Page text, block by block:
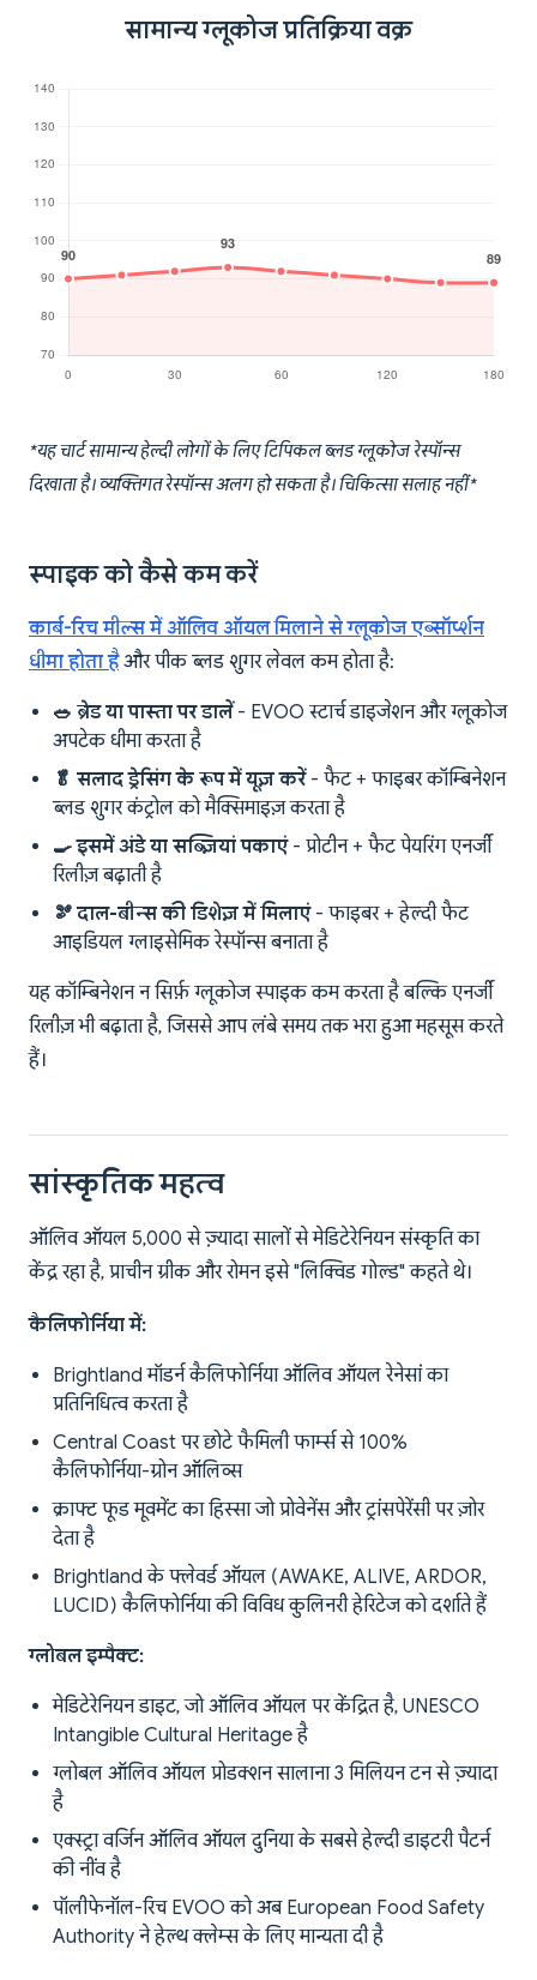
सामान्य ग्लूकोज प्रतिक्रिया वक्र
*यह चार्ट सामान्य हेल्दी लोगों के लिए टिपिकल ब्लड ग्लूकोज रेस्पॉन्स
दिखाता है। व्यक्तिगत रेस्पॉन्स अलग हो सकता है। चिकित्सा सलाह नहीं*
स्पाइक को कैसे कम करें
कार्ब-रिच मील्स में ऑलिव ऑयल मिलाने से ग्लूकोज एब्सॉर्प्शन
धीमा होता हैऔर पीक ब्लड शुगर लेवल कम होता है:
🥗 ब्रेड या पास्ता पर डालें- EVOO स्टार्च डाइजेशन और ग्लूकोज
अपटेक धीमा करता है
🥬 सलाद ड्रेसिंग के रूप में यूज़ करें- फैट + फाइबर कॉम्बिनेशन
ब्लड शुगर कंट्रोल को मैक्सिमाइज़ करता है
🍳 इसमें अंडे या सब्ज़ियां पकाएं- प्रोटीन + फैट पेयरिंग एनर्जी
रिलीज़ बढ़ाती है
🫘 दाल-बीन्स की डिशेज़ में मिलाएं- फाइबर + हेल्दी फैट
आइडियल ग्लाइसेमिक रेस्पॉन्स बनाता है
यह कॉम्बिनेशन न सिर्फ़ ग्लूकोज स्पाइक कम करता है बल्कि एनर्जी
रिलीज़ भी बढ़ाता है, जिससे आप लंबे समय तक भरा हुआ महसूस करते
हैं।
सांस्कृतिक महत्व
ऑलिव ऑयल 5,000 से ज़्यादा सालों से मेडिटेरेनियन संस्कृति का
केंद्र रहा है, प्राचीन ग्रीक और रोमन इसे "लिक्विड गोल्ड" कहते थे।
कैलिफोर्निया में:
Brightland मॉडर्न कैलिफोर्निया ऑलिव ऑयल रेनेसां का
प्रतिनिधित्व करता है
Central Coast पर छोटे फैमिली फार्म्स से 100%
कैलिफोर्निया-ग्रोन ऑलिव्स
क्राफ्ट फूड मूवमेंट का हिस्सा जो प्रोवेनेंस और ट्रांसपेरेंसी पर ज़ोर
देता है
Brightland के फ्लेवर्ड ऑयल (AWAKE, ALIVE, ARDOR,
LUCID) कैलिफोर्निया की विविध कुलिनरी हेरिटेज को दर्शाते हैं
ग्लोबल इम्पैक्ट:
मेडिटेरेनियन डाइट, जो ऑलिव ऑयल पर केंद्रित है, UNESCO
Intangible Cultural Heritage है
ग्लोबल ऑलिव ऑयल प्रोडक्शन सालाना 3 मिलियन टन से ज़्यादा
है
एक्स्ट्रा वर्जिन ऑलिव ऑयल दुनिया के सबसे हेल्दी डाइटरी पैटर्न
की नींव है
पॉलीफेनॉल-रिच EVOO को अब European Food Safety
Authority ने हेल्थ क्लेम्स के लिए मान्यता दी है